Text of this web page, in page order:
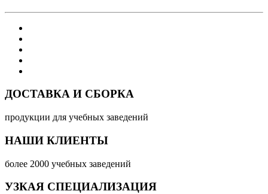
ДОСТАВКА И СБОРКА
продукции для учебных заведений
НАШИ КЛИЕНТЫ
более 2000 учебных заведений
УЗКАЯ СПЕЦИАЛИЗАЦИЯ